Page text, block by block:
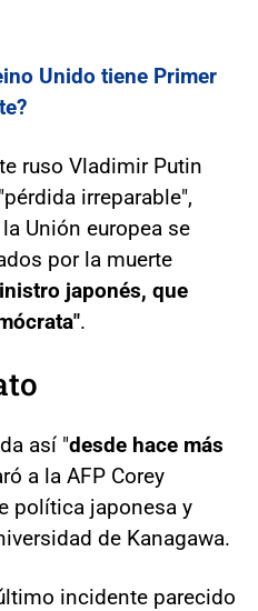
Unido tiene Primer
ruso Vladimir Putin
irreparable",
Unión europea se
por la muerte
japonés, que
.
así "desde hace más
a la AFP Corey
política japonesa y
de Kanagawa.
incidente parecido